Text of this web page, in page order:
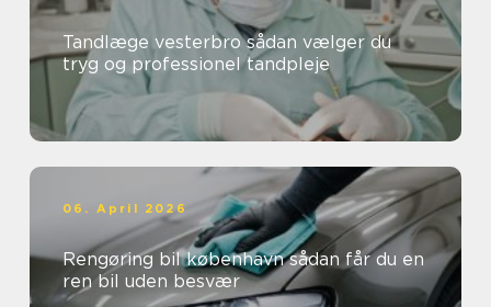
Tandlæge vesterbro sådan vælger du
tryg og professionel tandpleje
06. April 2026
Rengøring bil københavn sådan får du en
ren bil uden besvær